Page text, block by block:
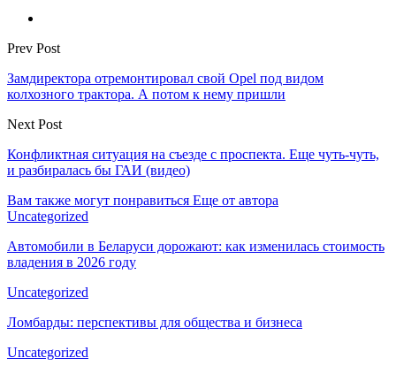
Prev Post
Замдиректора отремонтировал свой Opel под видом
колхозного трактора. А потом к нему пришли
Next Post
Конфликтная ситуация на съезде с проспекта. Еще чуть-чуть,
и разбиралась бы ГАИ (видео)
Вам также могут понравиться Еще от автора
Uncategorized
Автомобили в Беларуси дорожают: как изменилась стоимость
владения в 2026 году
Uncategorized
Ломбарды: перспективы для общества и бизнеса
Uncategorized